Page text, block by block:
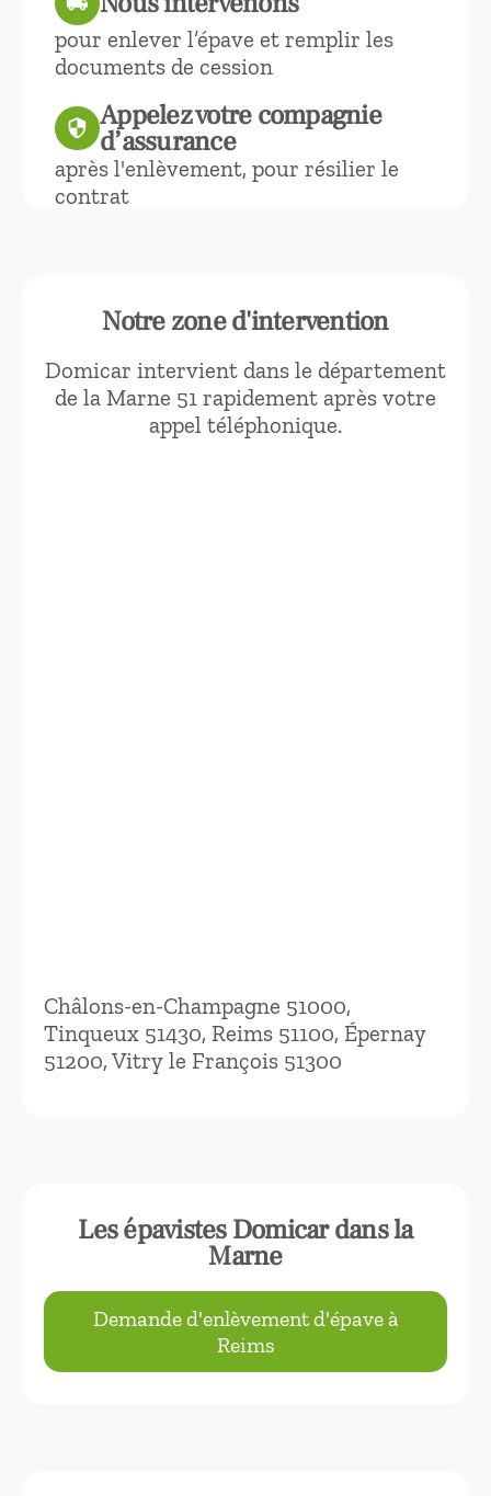
pour enlever l’épave et remplir les
documents de cession
security Appelez votre compagnie
d’assurance
après l'enlèvement, pour résilier le
contrat
Notre zone d'intervention
Domicar intervient dans le département
de la Marne 51 rapidement après votre
appel téléphonique.
Châlons-en-Champagne 51000,
Tinqueux 51430, Reims 51100, Épernay
51200, Vitry le François 51300
Les épavistes Domicar dans la
Marne
Demande d'enlèvement d'épave à
Reims